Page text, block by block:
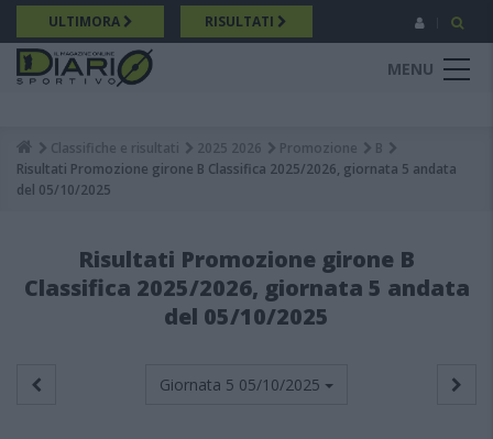
Salta
al
contenuto
principale
ULTIMORA RISULTATI
MENU
Breadcrumb
Classifiche e risultati 2025 2026 Promozione
B
Risultati Promozione girone B Classifica 2025/2026, giornata 5 andata
del 05/10/2025
Risultati Promozione girone B
Classifica 2025/2026, giornata 5 andata
del 05/10/2025
Giornata 5 05/10/2025